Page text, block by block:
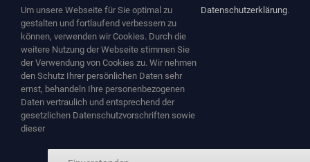
Villa Haage
Zentralheize
Zughafen
Copyright ©2026 byNEMA Entertainment GmbH
Um unsere Webseite für Sie optimal zu
gestalten und fortlaufend verbessern zu
können, verwenden wir Cookies. Durch die
weitere Nutzung der Webseite stimmen Sie
der Verwendung von Cookies zu. Wir nehmen
den Schutz Ihrer persönlichen Daten sehr
ernst, behandeln Ihre personenbezogenen
Daten vertraulich und entsprechend der
gesetzlichen Datenschutzvorschriften sowie
dieser
Datenschutzerklärung.